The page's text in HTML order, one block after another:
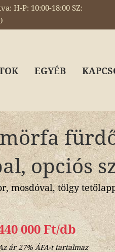
H-P: 10:00-18:00 SZ:
EGYÉB
opciós
mosdóval, tölgy
000 Ft/db
ár 27% ÁFA-t tartalmaz